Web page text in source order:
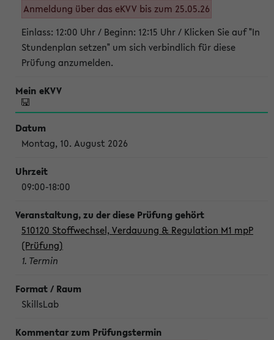
Anmeldung über das eKVV bis zum 25.05.26
Einlass: 12:00 Uhr / Beginn: 12:15 Uhr / Klicken Sie auf "In
Stundenplan setzen" um sich verbindlich für diese
Prüfung anzumelden.
Montag, 10. August 2026
09:00-18:00
510120 Stoffwechsel, Verdauung & Regulation M1 mpP
(Prüfung)
1. Termin
SkillsLab